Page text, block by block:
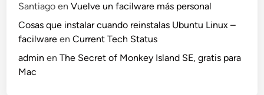
Santiago enVuelve un facilware más personal
Cosas que instalar cuando reinstalas Ubuntu Linux –
facilware enCurrent Tech Status
admin enThe Secret of Monkey Island SE, gratis para
Mac